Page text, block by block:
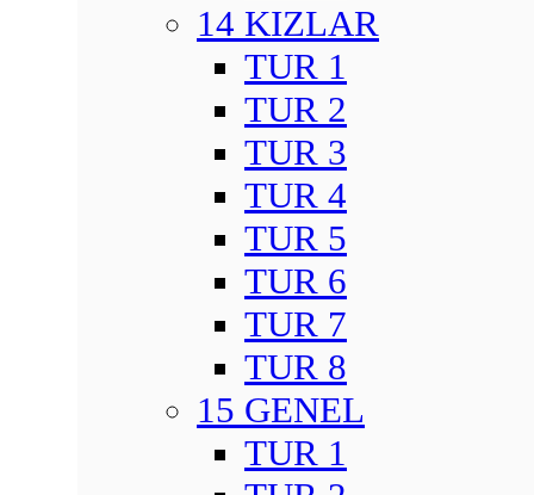
14 KIZLAR
TUR 1
TUR 2
TUR 3
TUR 4
TUR 5
TUR 6
TUR 7
TUR 8
15 GENEL
TUR 1